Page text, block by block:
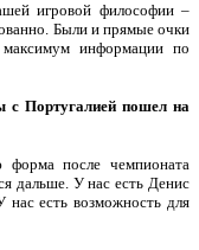
игровой философии –
Были и прямые очки
информации по
с Португалией пошел на
форма после чемпионата
дальше. У нас есть Денис
есть возможность для